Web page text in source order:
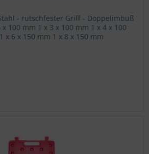
- rutschfester Griff - Doppelimbuß
100 mm 1 x 3 x 100 mm 1 x 4 x 100
x 6 x 150 mm 1 x 8 x 150 mm